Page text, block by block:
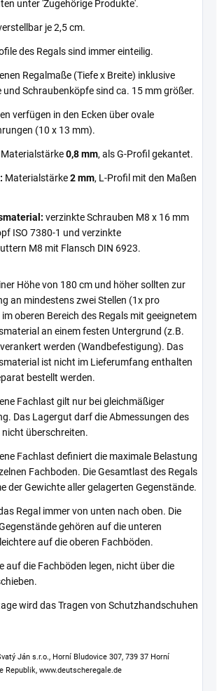
unter 'Zugehörige Produkte'.
je 2,5 cm.
des Regals sind immer einteilig.
Regalmaße (Tiefe x Breite) inklusive
und Schraubenköpfe sind ca. 15 mm größer.
verfügen in den Ecken über ovale
(10 x 13 mm).
Materialstärke0,8 mm, als G-Profil gekantet.
Materialstärke2 mm, L-Profil mit den Maßen
verzinkte Schrauben M8 x 16 mm
ISO 7380-1 und verzinkte
M8 mit Flansch DIN 6923.
Höhe von 180 cm und höher sollten zur
an mindestens zwei Stellen (1x pro
oberen Bereich des Regals mit geeignetem
an einem festen Untergrund (z.B.
werden (Wandbefestigung). Das
ist nicht im Lieferumfang enthalten
bestellt werden.
Fachlast gilt nur bei gleichmäßiger
Das Lagergut darf die Abmessungen des
überschreiten.
Fachlast definiert die maximale Belastung
Fachboden. Die Gesamtlast des Regals
der Gewichte aller gelagerten Gegenstände.
Regal immer von unten nach oben. Die
gehören auf die unteren
auf die oberen Fachböden.
auf die Fachböden legen, nicht über die
wird das Tragen von Schutzhandschuhen
Ján s.r.o., Horní Bludovice 307, 739 37 Horní
Republik, www.deutscheregale.de